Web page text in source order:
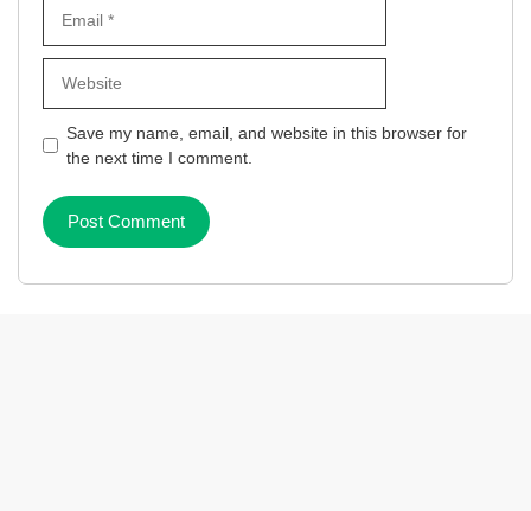
Save my name, email, and website in this browser for
the next time I comment.